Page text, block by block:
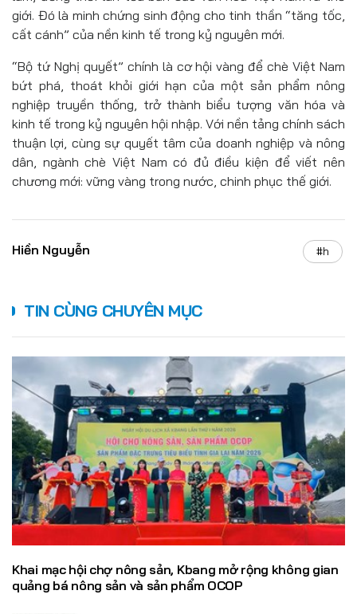
giới. Đó là minh chứng sinh động cho tinh thần “tăng tốc,
cất cánh” của nền kinh tế trong kỷ nguyên mới.
“Bộ tứ Nghị quyết” chính là cơ hội vàng để chè Việt Nam
bứt phá, thoát khỏi giới hạn của một sản phẩm nông
nghiệp truyền thống, trở thành biểu tượng văn hóa và
kinh tế trong kỷ nguyên hội nhập. Với nền tảng chính sách
thuận lợi, cùng sự quyết tâm của doanh nghiệp và nông
dân, ngành chè Việt Nam có đủ điều kiện để viết nên
chương mới: vững vàng trong nước, chinh phục thế giới.
Hiền Nguyễn #h
TIN CÙNG CHUYÊN MỤC
Khai mạc hội chợ nông sản, Kbang mở rộng không gian
quảng bá nông sản và sản phẩm OCOP